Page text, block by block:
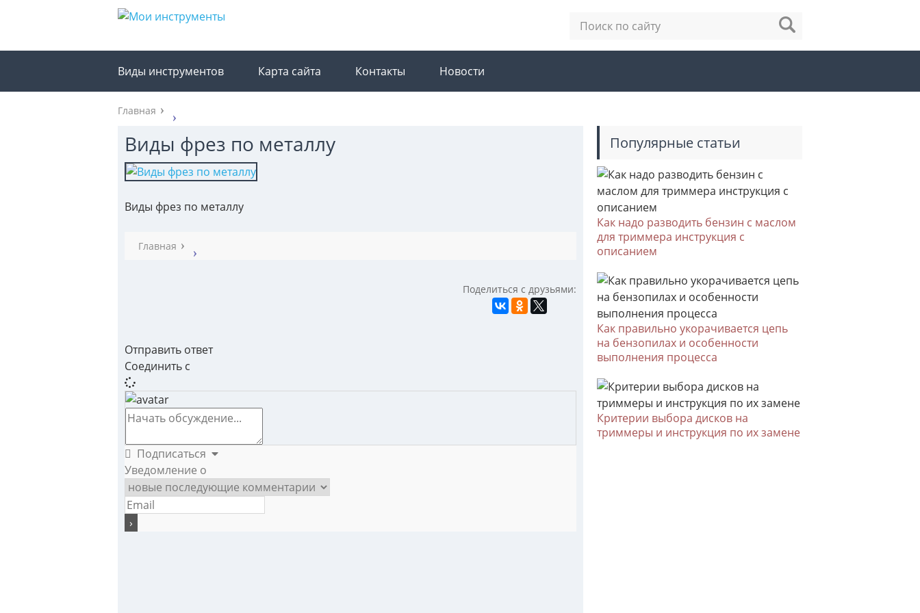
Виды инструментов Карта сайта Контакты Новости
Главная
Виды фрез по металлу
Виды фрез по металлу
Главная
Поделиться с друзьями:
Отправить ответ
Соединить с
Подписаться
Уведомление о
Популярные статьи
Как надо разводить бензин с маслом
для триммера инструкция с
описанием
Как правильно укорачивается цепь
на бензопилах и особенности
выполнения процесса
Критерии выбора дисков на
триммеры и инструкция по их замене